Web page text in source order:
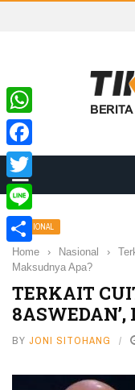
NASIONAL
Home › Nasional ›
Maksudnya Apa?
TERKAIT
BY JONI SITOHANG
WhatsApp
Facebook
Twitter
Line
Share